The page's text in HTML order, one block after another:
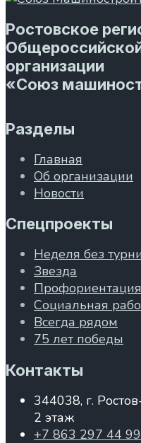
Ростовское
организации
«Союз
Разделы
Главная
Об организации
Новости
Спецпроекты
Неделя без
Звезда
Профориентация
Социальная
Всегда рядом
75 лет победы
Контакты
344038, г.
2 этаж
+7 863 297 44 99